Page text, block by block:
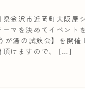
金沢市近岡町大阪屋
マを決めてイベント
が湯の試飲会】を開催
頂けますので、 […]